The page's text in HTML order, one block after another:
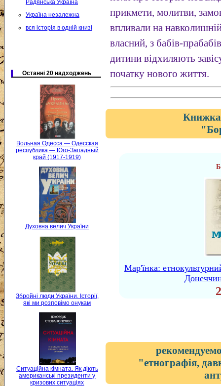
Радянська Україна
Україна незалежна
вся історія в одній книзі
Останні 20 надходжень
Вольная Одесса — Одесская
республика — Юго-Западный
край (1917-1919)
Духовна велич України
Збройні люди України. Історії,
які ми розповімо онукам
Ситуаційна кімната. Як діють
американські президенти у
кризових ситуаціях
прикмети, молитви,
впливали на
власний, з бабів-
дитини відхиляють
початку нового життя.
Книжка
Мар'їнка:
"етнографія,